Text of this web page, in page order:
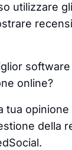
utilizzare
online?
tua
della